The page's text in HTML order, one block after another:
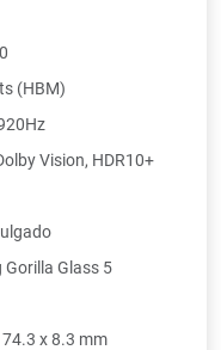
(HBM)
Vision, HDR10+
Gorilla Glass 5
x 8.3 mm